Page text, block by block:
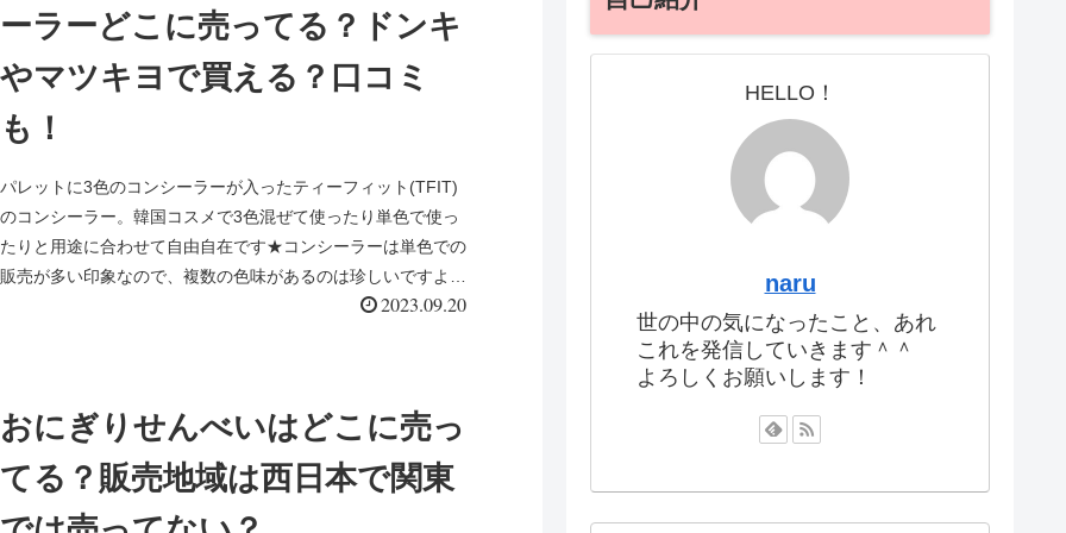
ーラーどこに売ってる？ドンキ
やマツキヨで買える？口コミ
も！
パレットに3色のコンシーラーが入ったティーフィット(TFIT)
のコンシーラー。韓国コスメで3色混ぜて使ったり単色で使っ
たりと用途に合わせて自由自在です★コンシーラーは単色での
販売が多い印象なので、複数の色味があるのは珍しいですよね
2023.09.20
おにぎりせんべいはどこに売っ
てる？販売地域は西日本で関東
HELLO！
naru
世の中の気になったこと、あれ
これを発信していきます＾＾
よろしくお願いします！